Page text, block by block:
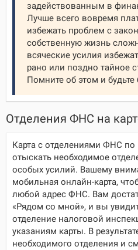
задействованным в
Лучше всего вовремя
избежать проблем с
собственную жизнь
всяческие усилия
рано или поздно тайное
Помните об этом и будьте
Отделения ФНС на
Карта с отделениями ФНС
отыскать необходимое
особых усилий. Вашему
мобильная онлайн-карта,
любой адрес ФНС. Вам
«Рядом со мной», и вы
отделение налоговой
указаниям карты. В
необходимого отделения и